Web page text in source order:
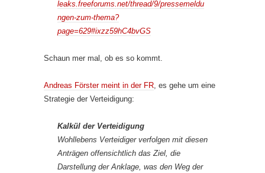
leaks.freeforums.net/thread/9/pressemeldu
ngen-zum-thema?
page=629#ixzz59hC4bvGS
Schaun mer mal, ob es so kommt.
Andreas Förster meint in der FR , es gehe um eine
Strategie der Verteidigung:
Kalkül der Verteidigung
Wohllebens Verteidiger verfolgen mit diesen
Anträgen offensichtlich das Ziel, die
Darstellung der Anklage, was den Weg der